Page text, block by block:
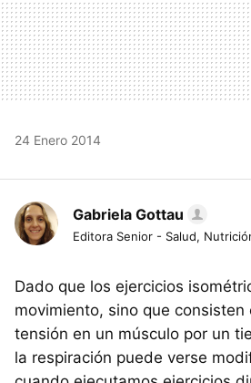
24 Enero 2014
Gabriela Gottau
Editora Senior - Salud,
Dado que los ejercicios
movimiento, sino que consisten
tensión en un músculo por un
la respiración puede verse